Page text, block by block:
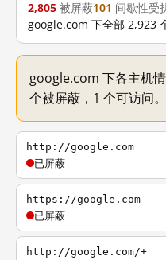
2,805 被屏蔽101 间歇性受
google.com 下全部 2,923
google.com 下各主机
个被屏蔽，1 个可访问。
http://google.com
已屏蔽
https://google.com
已屏蔽
http://google.com/+